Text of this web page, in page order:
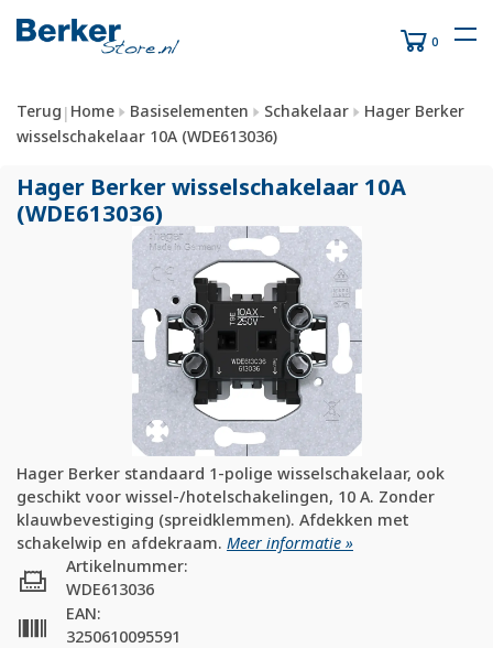
0
Terug | Home Basiselementen Schakelaar
Hager Berker
wisselschakelaar 10A (WDE613036)
Hager Berker wisselschakelaar 10A
(WDE613036)
Hager Berker standaard 1-polige wisselschakelaar, ook
geschikt voor wissel-/hotelschakelingen, 10 A. Zonder
klauwbevestiging (spreidklemmen). Afdekken met
schakelwip en afdekraam. Meer informatie »
Artikelnummer:
WDE613036
EAN:
3250610095591